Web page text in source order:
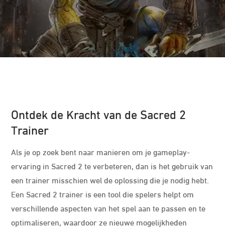
Ontdek de Kracht van de Sacred 2
Trainer
Als je op zoek bent naar manieren om je gameplay-
ervaring in Sacred 2 te verbeteren, dan is het gebruik van
een trainer misschien wel de oplossing die je nodig hebt.
Een Sacred 2 trainer is een tool die spelers helpt om
verschillende aspecten van het spel aan te passen en te
optimaliseren, waardoor ze nieuwe mogelijkheden